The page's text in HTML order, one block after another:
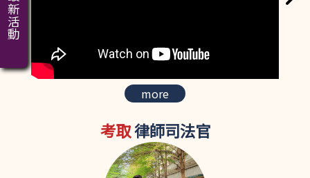
more
考取律師司法官
最新活動